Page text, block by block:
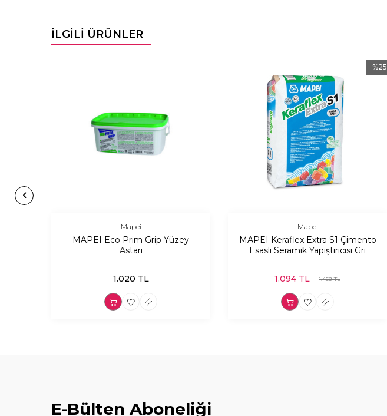
İLGİLİ ÜRÜNLER
Mapei
MAPEI Eco Prim Grip Yüzey
Astarı
1.020 TL
%25
Mapei
MAPEI Keraflex Extra S1 Çimento
Esaslı Seramik Yapıştırıcısı Gri
1.459TL
1.094 TL
E-Bülten Aboneliği